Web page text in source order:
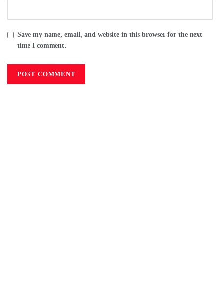
Save my name, email, and website in this browser for the next
time I comment.